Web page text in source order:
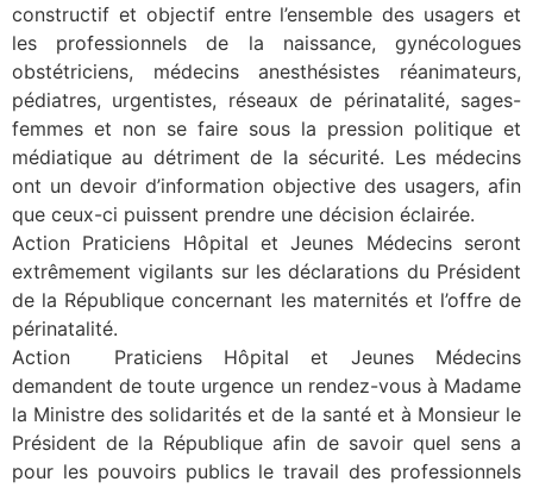
constructif et objectif entre l’ensemble des usagers et
les professionnels de la naissance, gynécologues
obstétriciens, médecins anesthésistes réanimateurs,
pédiatres, urgentistes, réseaux de périnatalité, sages-
femmes et non se faire sous la pression politique et
médiatique au détriment de la sécurité. Les médecins
ont un devoir d’information objective des usagers, afin
que ceux-ci puissent prendre une décision éclairée.
Action Praticiens Hôpital et Jeunes Médecins seront
extrêmement vigilants sur les déclarations du Président
de la République concernant les maternités et l’offre de
périnatalité.
Action Praticiens Hôpital et Jeunes Médecins
demandent de toute urgence un rendez-vous à Madame
la Ministre des solidarités et de la santé et à Monsieur le
Président de la République afin de savoir quel sens a
pour les pouvoirs publics le travail des professionnels